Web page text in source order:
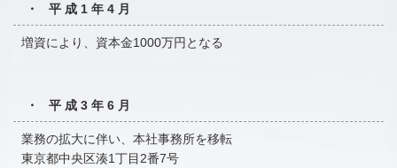
・ 平成1年4月
増資により、資本金1000万円となる
・ 平成3年6月
業務の拡大に伴い、本社事務所を移転
東京都中央区湊1丁目2番7号